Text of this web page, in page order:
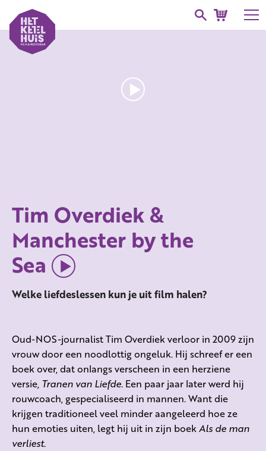
Tim Overdiek &
Manchester by the
Sea
Welke liefdeslessen kun je uit film halen?
Oud-NOS-journalist Tim Overdiek verloor in 2009 zijn
vrouw door een noodlottig ongeluk. Hij schreef er een
boek over, dat onlangs verscheen in een herziene
versie, Tranen van Liefde. Een paar jaar later werd hij
rouwcoach, gespecialiseerd in mannen. Want die
krijgen traditioneel veel minder aangeleerd hoe ze
hun emoties uiten, legt hij uit in zijn boekAls de man
verliest.